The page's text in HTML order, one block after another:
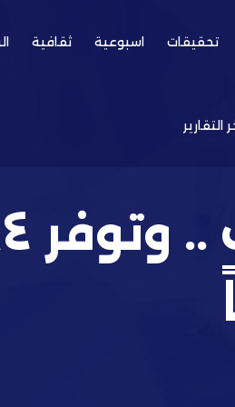
تحقيقات اسبوعية ثقافية
التقارير
النقل